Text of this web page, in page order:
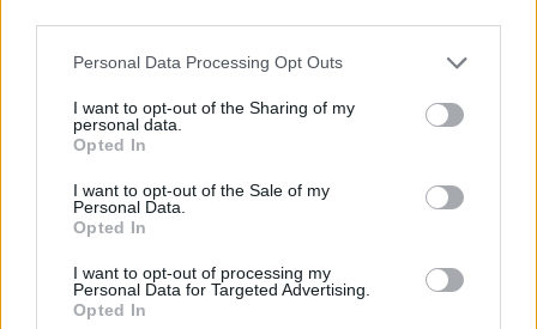
Please note that this website/app uses one or more Google
not limited to your visit or usage behaviour. You may click to
grant or deny consent to Google and its third-party tags to
use your data for below specified purposes in below Google
consent section.
Personal Data Processing Opt Outs
I want to opt-out of the Sharing of my
personal data.
Opted In
I want to opt-out of the Sale of my
Personal Data.
Opted In
I want to opt-out of processing my
Personal Data for Targeted Advertising.
Opted In